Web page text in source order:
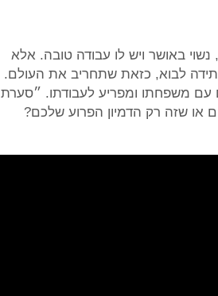
באושר ויש לו עבודה טובה. אלא
לבוא, כזאת שתחריב את העולם.
עם משפחתו ומפריע לעבודתו. ״סערת
או שזה רק הדמיון הפרוע שלכם?